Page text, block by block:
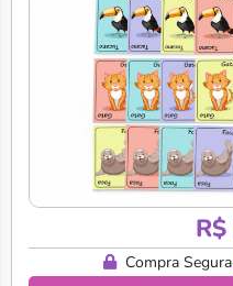
R$
Compra Segura